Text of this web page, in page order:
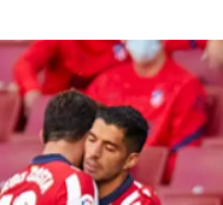
הפועל תל אביב
הפועל חיפה
הפועל באר שבע
מכבי נתניה
בני יהודה